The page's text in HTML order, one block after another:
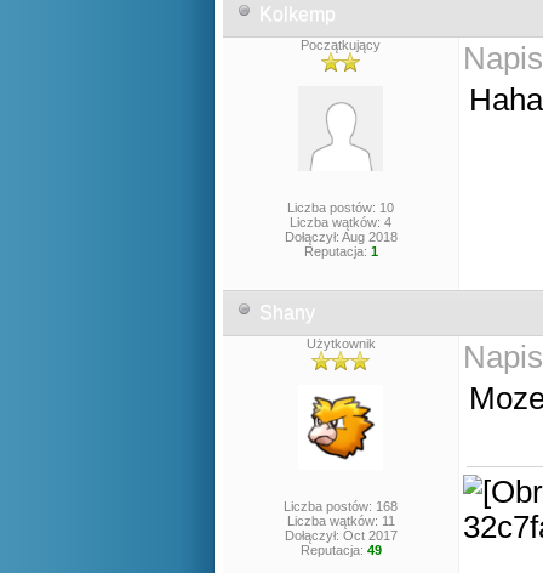
Kolkemp
Początkujący
Liczba postów: 10
Liczba wątków: 4
Dołączył: Aug 2018
Reputacja: 1
Shany
Użytkownik
Liczba postów: 168
Liczba wątków: 11
Dołączył: Oct 2017
Reputacja: 49